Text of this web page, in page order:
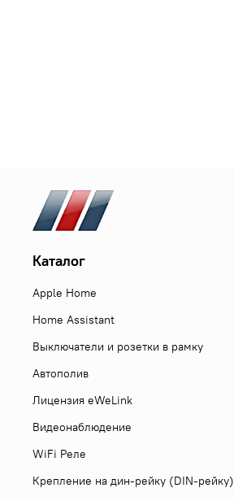
Каталог
Apple Home
Home Assistant
Выключатели и розетки в рамку
Автополив
Лицензия eWeLink
Видеонаблюдение
WiFi Реле
Крепление на дин-рейку (DIN-рейку)